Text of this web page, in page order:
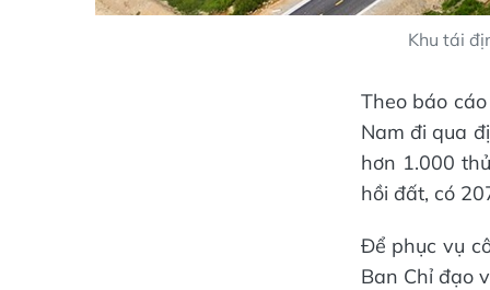
Khu tái
Theo báo
Nam đi qua
hơn 1.000
hồi đất, có
Để phục vụ
Ban Chỉ đạo